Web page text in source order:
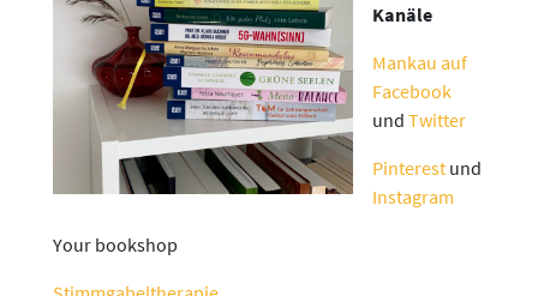
Kanäle
Mankau auf
Facebook
und Twitter
Pinterest und
Instagram
Your bookshop